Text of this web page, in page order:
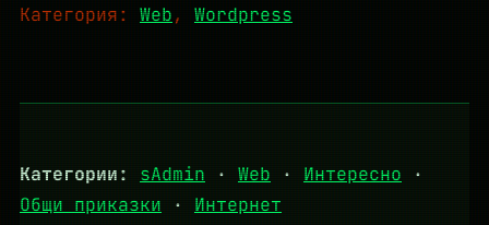
Категория: Web, Wordpress
Категории: sAdmin · Web · Интересно ·
Общи приказки · Интернет